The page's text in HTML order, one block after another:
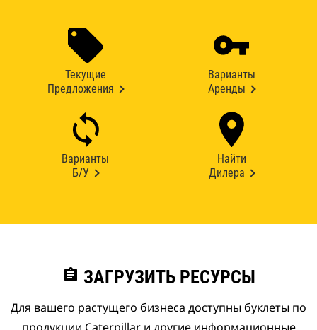
Текущие
Предложения
Варианты
Аренды
Варианты
Б/У
Найти
Дилера
assignment ЗАГРУЗИТЬ РЕСУРСЫ
Для вашего растущего бизнеса доступны буклеты по